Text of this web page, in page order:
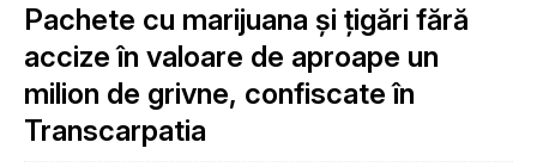
Pachete cu marijuana și țigări fără
accize în valoare de aproape un
milion de grivne, confiscate în
Transcarpatia